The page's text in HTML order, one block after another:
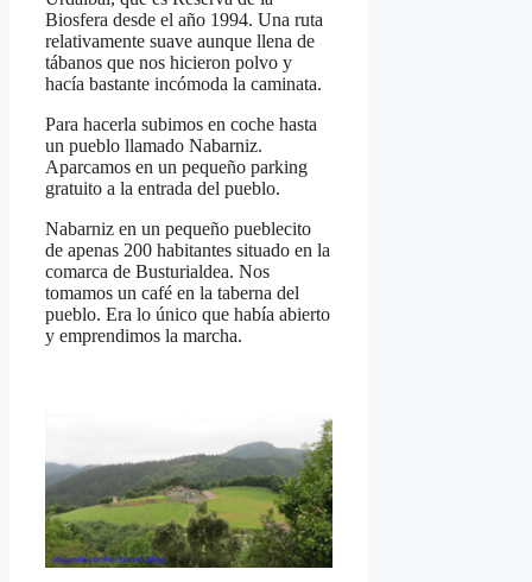
Biosfera desde el año 1994. Una ruta
relativamente suave aunque llena de
tábanos que nos hicieron polvo y
hacía bastante incómoda la caminata.
Para hacerla subimos en coche hasta
un pueblo llamado Nabarniz.
Aparcamos en un pequeño parking
gratuito a la entrada del pueblo.
Nabarniz en un pequeño pueblecito
de apenas 200 habitantes situado en la
comarca de Busturialdea. Nos
tomamos un café en la taberna del
pueblo. Era lo único que había abierto
y emprendimos la marcha.